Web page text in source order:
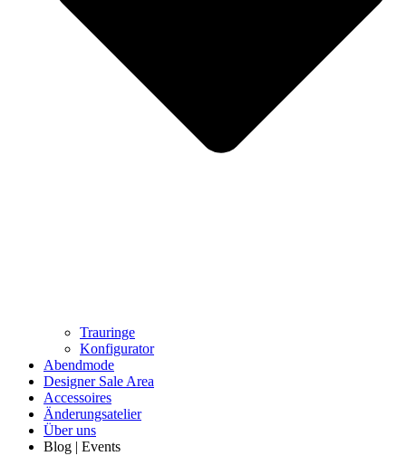
Trauringe
Konfigurator
Abendmode
Designer Sale Area
Accessoires
Änderungsatelier
Über uns
Blog | Events